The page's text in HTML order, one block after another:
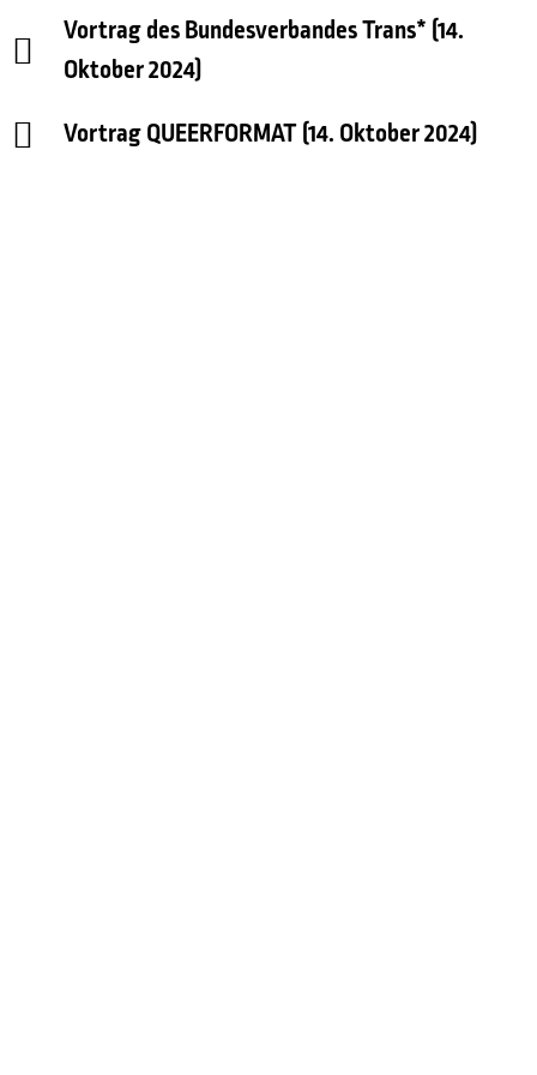
Vortrag des Bundesverbandes Trans* (14.
Oktober 2024)
Vortrag QUEERFORMAT (14. Oktober 2024)